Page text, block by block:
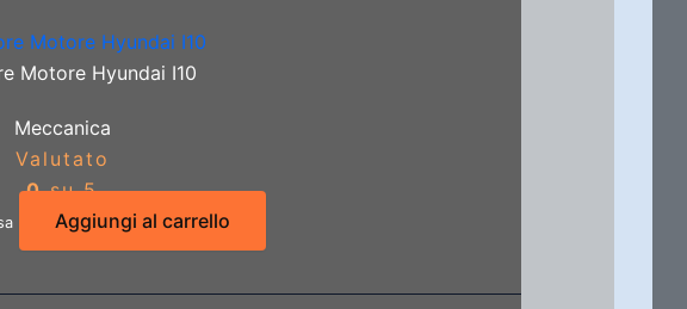
Motore Hyundai I10
Meccanica
Valutato
0su 5
Aggiungi al carrello